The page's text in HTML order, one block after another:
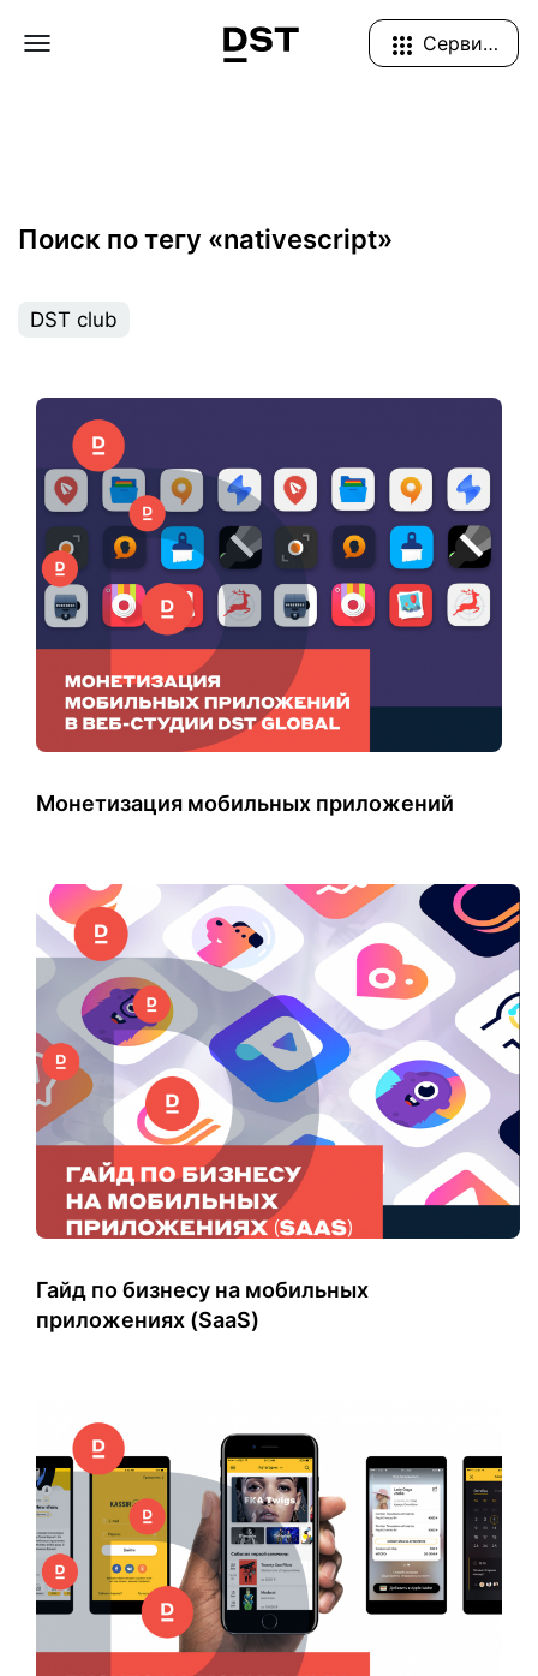
Navigation Menu Сервисы
Поиск по тегу «nativescript»
DST club
Монетизация мобильных приложений
Гайд по бизнесу на мобильных
приложениях (SaaS)